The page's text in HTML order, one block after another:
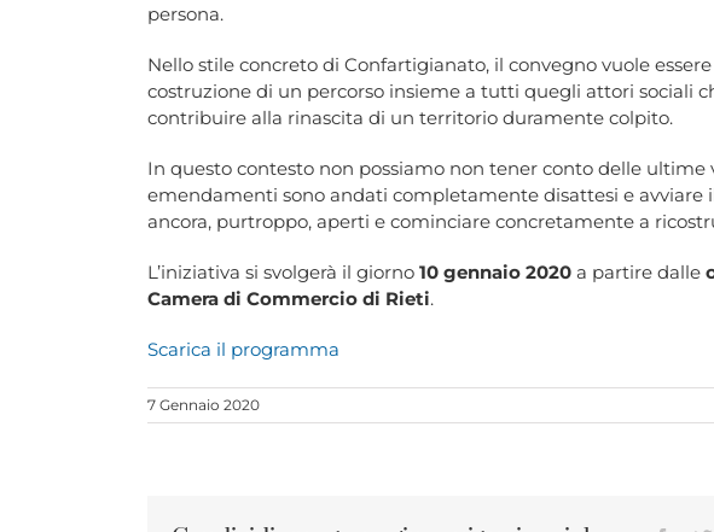
persona.
Nello stile concreto di Confartigianato, il convegno vuole
costruzione di un percorso insieme a tutti quegli attori sociali
contribuire alla rinascita di un territorio duramente colpito.
In questo contesto non possiamo non tener conto delle
emendamenti sono andati completamente disattesi e avviare
ancora, purtroppo, aperti e cominciare concretamente a
L’iniziativa si svolgerà il giorno 10 gennaio 2020 a partire dalle
Camera di Commercio di Rieti.
Scarica il programma
7 Gennaio 2020